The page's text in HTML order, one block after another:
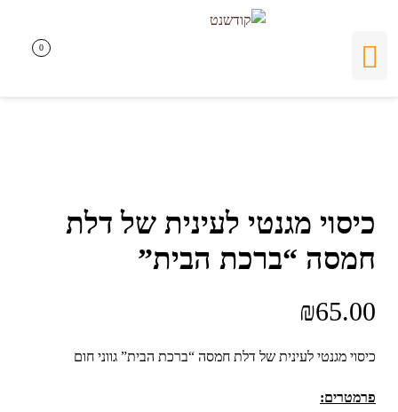
0
כיסוי מגנטי לעינית של דלת
חמסה “ברכת הבית”
₪65.00
כיסוי מגנטי לעינית של דלת חמסה “ברכת הבית” גווני חום
פרמטרים:
0